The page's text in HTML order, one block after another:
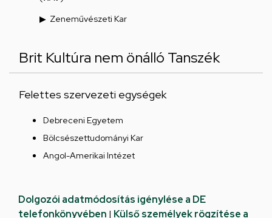
Zeneművészeti Kar
Brit Kultúra nem önálló Tanszék
Felettes szervezeti egységek
Debreceni Egyetem
Bölcsészettudományi Kar
Angol-Amerikai Intézet
Dolgozói adatmódosítás igénylése a DE
telefonkönyvében | Külső személyek rögzítése a